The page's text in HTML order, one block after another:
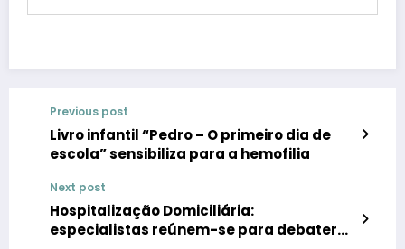
Previous post
Livro infantil “Pedro – O primeiro dia de
escola” sensibiliza para a hemofilia
Next post
Hospitalização Domiciliária:
especialistas reúnem-se para debater